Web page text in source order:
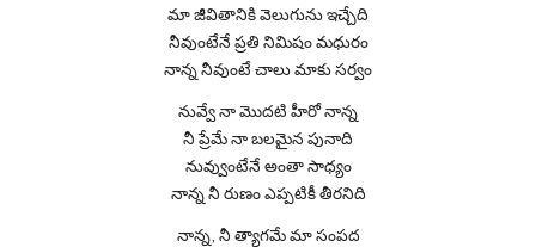
మా జీవితానికి వెలుగును ఇచ్చేది
నీవుంటేనే ప్రతి నిమిషం మధురం
నాన్న నీవుంటే చాలు మాకు సర్వం
నువ్వే నా మొదటి హీరో నాన్న
నీ ప్రేమే నా బలమైన పునాది
నువ్వుంటేనే అంతా సాధ్యం
నాన్న నీ రుణం ఎప్పటికీ తీరనిది
నాన్న, నీ త్యాగమే మా సంపద